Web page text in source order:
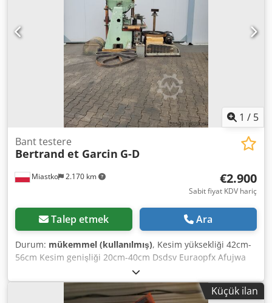
1 / 5
Miastko 2.170 km
Bant testere
Bertrand et Garcin G-D
€2.900
Sabit fiyat KDV hariç
Talep etmek Ara
Durum: mükemmel (kullanılmış), Kesim yüksekliği 42cm-
56cm Kesim genişliği 20cm-40cm Dsdsv Euraopfx Afujwa
motor 20hp Kemer genişliği 110mm Kemer uzunluğu
6520mm
Küçük ilan